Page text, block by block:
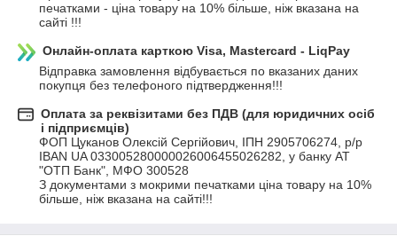
печатками - ціна товару на 10% більше, ніж вказана на
сайті !!!
Онлайн-оплата карткою Visa, Mastercard - LiqPay
Відправка замовлення відбувається по вказаних даних
покупця без телефоного підтвердження!!!
Оплата за реквізитами без ПДВ (для юридичних осіб
і підприємців)
ФОП Цуканов Олексій Сергійович, ІПН 2905706274, р/р
IBAN UA 033005280000026006455026282, у банку АТ
"ОТП Банк", МФО 300528
З документами з мокрими печатками ціна товару на 10%
більше, ніж вказана на сайті!!!